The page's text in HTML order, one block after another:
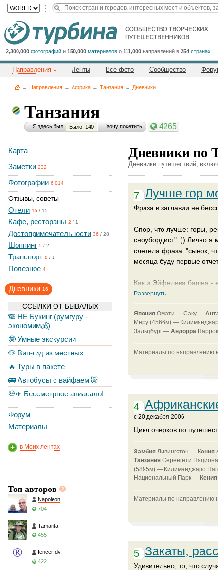
2,300,000 фотографий и 150,000 материалов о 111,000 направлений в 254 странах
Направления Ленты Все фото Сообщество
→ Направления → Африка → Танзания → Дневники
Танзания
Я здесь был Было: 140 Хочу посетить 4265
Карта
Заметки 232
Фотографии 6 014
Отзывы, советы
Отели 15 / 15
Кафе, рестораны 2 / 1
Достопримечательности 36 / 28
Шоппинг 5 / 2
Транспорт 8 / 1
Полезное 4
Дневники 16
ССЫЛКИ ОТ БЫВАЛЫХ
🙈 НЕ Букинг (румгуру -
экономим💰)
🤓 Умные экскурсии
🐶 Вип-гид из местных
🔥 Туры в пакете
🚌 Автобусы с вайфаем 🐷
💀✈️ Бессметрное авиасало!
Форум
Материалы
в Моих лентах
Топ авторов
Napoleon
704
Tamarita
455
fencer-dv
422
Дневники по
Дневники путешествий,
Лучше гор
7
Фраза в заглавии не
Спор, что лучше: горы,
сноубордист" :)) Лично я
слетела фраза: "сынок,
месяца буду первые
Как и Эйфелева башня -
гору не видно. Хорошо,
в дневник: материалы о
Что же, полезли...
Развернуть
Япония Омати — Саку —
Меру (4566м) —
Зальцбург — Андорра
Материалы по направлению
4
c 20 декабря 2006
Цикл очерков по
Замбия Ливингстон — Кения
Танзания Серенгети
(5895м) — Килиманджаро
Национальный Парк —
Материалы по направлению
Закаты,
5
Удивительно, то, что
Cейчас
на
сайте:
Title
Button